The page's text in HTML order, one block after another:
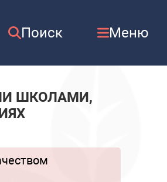
Поиск Меню
ШКОЛАМИ,